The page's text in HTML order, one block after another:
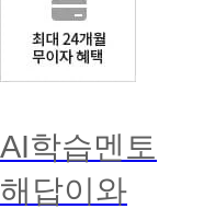
AI학습멘토
해답이와